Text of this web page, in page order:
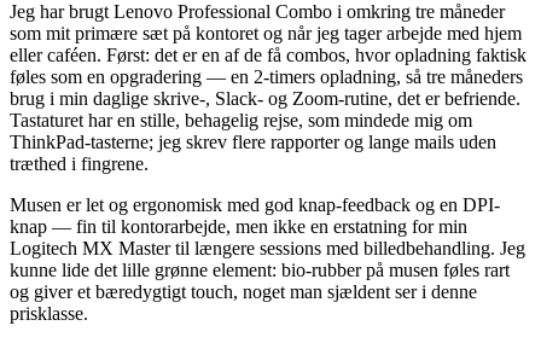
Jeg har brugt Lenovo Professional Combo i omkring tre måneder
som mit primære sæt på kontoret og når jeg tager arbejde med hjem
eller caféen. Først: det er en af de få combos, hvor opladning faktisk
føles som en opgradering — en 2-timers opladning, så tre måneders
brug i min daglige skrive-, Slack- og Zoom-rutine, det er befriende.
Tastaturet har en stille, behagelig rejse, som mindede mig om
ThinkPad-tasterne; jeg skrev flere rapporter og lange mails uden
træthed i fingrene.
Musen er let og ergonomisk med god knap-feedback og en DPI-
knap — fin til kontorarbejde, men ikke en erstatning for min
Logitech MX Master til længere sessions med billedbehandling. Jeg
kunne lide det lille grønne element: bio-rubber på musen føles rart
og giver et bæredygtigt touch, noget man sjældent ser i denne
prisklasse.